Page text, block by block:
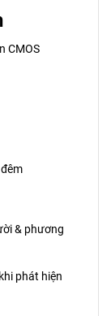
CMOS
& phương
phát hiện